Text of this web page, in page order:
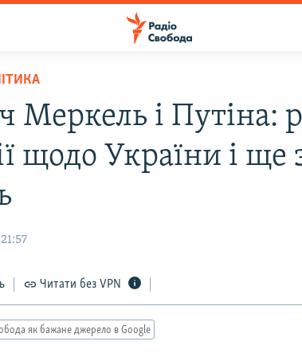
Меркель і Путіна:
щодо України і ще
Читати без VPN
як бажане джерело в Google